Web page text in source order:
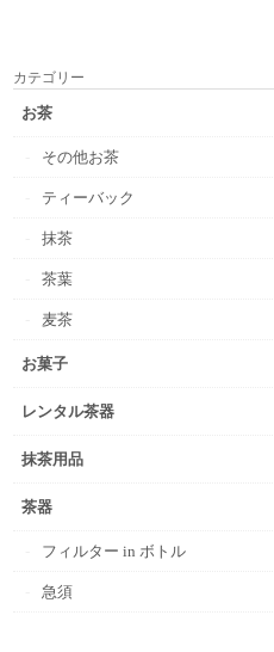
カテゴリー
お茶
その他お茶
ティーバック
抹茶
茶葉
麦茶
お菓子
レンタル茶器
抹茶用品
茶器
フィルター in ボトル
急須